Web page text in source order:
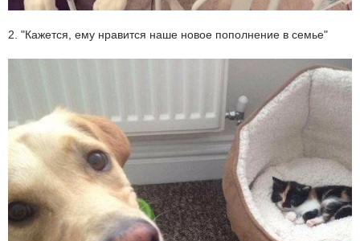
2. "Кажется, ему нравится наше новое пополнение в семье"